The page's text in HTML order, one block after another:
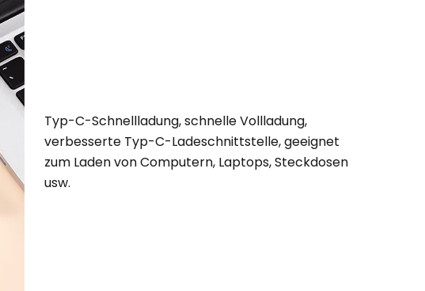
Typ-C-Schnellladung, schnelle Vollladung,
verbesserte Typ-C-Ladeschnittstelle, geeignet
zum Laden von Computern, Laptops, Steckdosen
usw.